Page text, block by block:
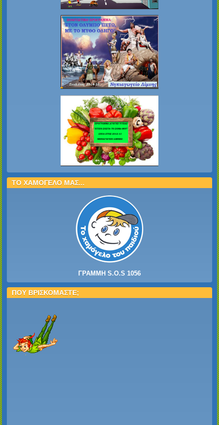
ΤΟ ΧΑΜΟΓΕΛΟ ΜΑΣ...
ΓΡΑΜΜΗ S.O.S 1056
ΠΟΥ ΒΡΙΣΚΟΜΑΣΤΕ;